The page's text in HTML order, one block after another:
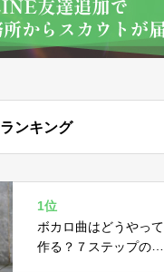
ランキング
1位
ボカロ曲はどうやって
作る？７ステップの作